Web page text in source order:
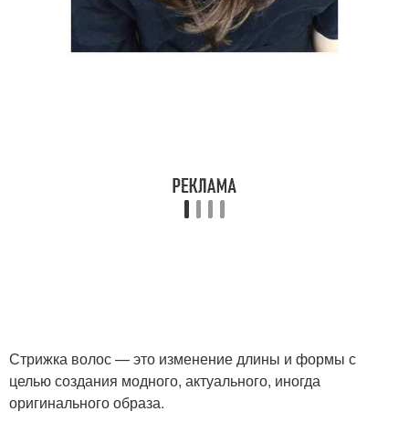
Стрижка волос — это изменение длины и формы с
целью создания модного, актуального, иногда
оригинального образа.